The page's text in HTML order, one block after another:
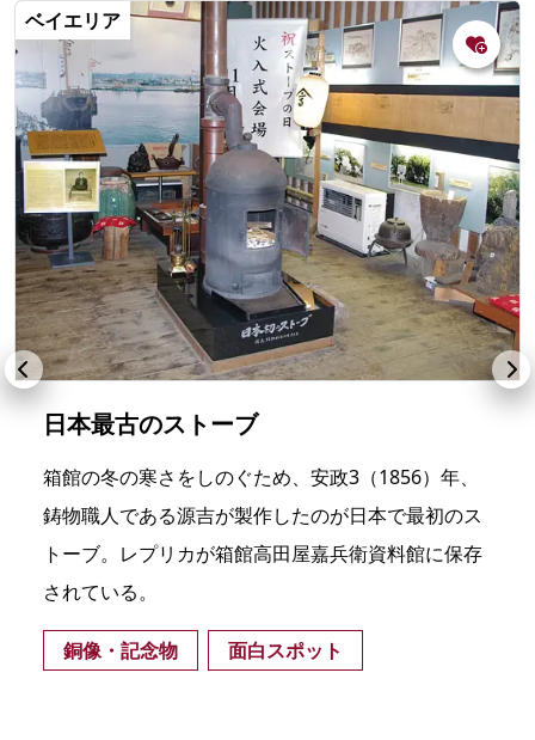
ベイエリア
日本最古のストーブ
箱館の冬の寒さをしのぐため、安政3（1856）年、
鋳物職人である源吉が製作したのが日本で最初のス
トーブ。レプリカが箱館高田屋嘉兵衛資料館に保存
されている。
銅像・記念物 面白スポット